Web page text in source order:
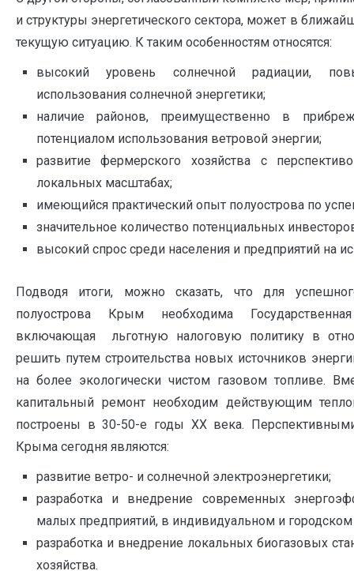
и структуры энергетического сектора, может в
текущую ситуацию. К таким особенностям относятся:
высокий уровень солнечной радиации,
использования солнечной энергетики;
наличие районов, преимущественно в
потенциалом использования ветровой энергии;
развитие фермерского хозяйства с
локальных масштабах;
имеющийся практический опыт полуострова по
значительное количество потенциальных
высокий спрос среди населения и предприятий на
Подводя итоги, можно сказать, что для
полуострова Крым необходима
включающая льготную налоговую политику в
решить путем строительства новых источников
на более экологически чистом газовом топливе.
капитальный ремонт необходим действующим
построены в 30-50-е годы ХХ века.
Крыма сегодня являются:
развитие ветро- и солнечной электроэнергетики;
разработка и внедрение современных
малых предприятий, в индивидуальном и
разработка и внедрение локальных биогазовых
хозяйства.